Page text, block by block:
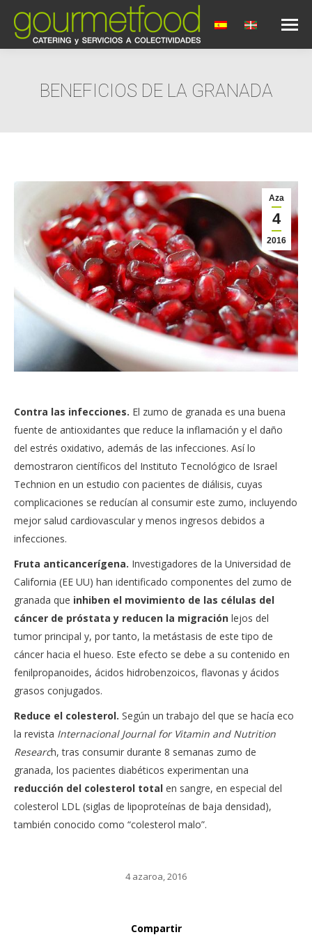
BENEFICIOS DE LA GRANADA
Aza
4
2016
Contra las infecciones. El zumo de granada es una buena
fuente de antioxidantes que reduce la inflamación y el daño
del estrés oxidativo, además de las infecciones. Así lo
demostraron científicos del Instituto Tecnológico de Israel
Technion en un estudio con pacientes de diálisis, cuyas
complicaciones se reducían al consumir este zumo, incluyendo
mejor salud cardiovascular y menos ingresos debidos a
infecciones.
Fruta anticancerígena. Investigadores de la Universidad de
California (EE UU) han identificado componentes del zumo de
granada que inhiben el movimiento de las células del
cáncer de próstata y reducen la migración lejos del
tumor principal y, por tanto, la metástasis de este tipo de
cáncer hacia el hueso. Este efecto se debe a su contenido en
fenilpropanoides, ácidos hidrobenzoicos, flavonas y ácidos
grasos conjugados.
Reduce el colesterol. Según un trabajo del que se hacía eco
la revista Internacional Journal for Vitamin and Nutrition
Research, tras consumir durante 8 semanas zumo de
granada, los pacientes diabéticos experimentan una
reducción del colesterol total en sangre, en especial del
colesterol LDL (siglas de lipoproteínas de baja densidad),
también conocido como “colesterol malo”.
4 azaroa, 2016
Compartir